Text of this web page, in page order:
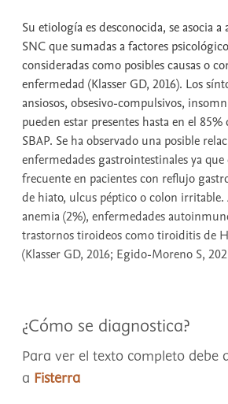
Su etiología es desconocida, se asocia a
SNC que sumadas a factores
consideradas como posibles causas o
enfermedad (Klasser GD, 2016). Los
ansiosos, obsesivo-compulsivos,
pueden estar presentes hasta en el 85%
SBAP. Se ha observado una posible
enfermedades gastrointestinales ya que
frecuente en pacientes con reflujo
de hiato, ulcus péptico o colon irritable.
anemia (2%), enfermedades
trastornos tiroideos como tiroiditis de
(Klasser GD, 2016; Egido-Moreno S,
¿Cómo se diagnostica?
Para ver el texto completo debe
a Fisterra